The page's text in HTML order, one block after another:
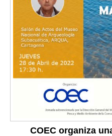
COEC organiza